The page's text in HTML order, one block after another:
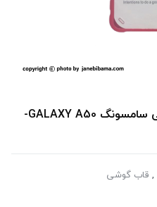
قاب شفاف محافظ لنزدار کشویی سامسونگ GALAXY A50-
, قاب گوشی